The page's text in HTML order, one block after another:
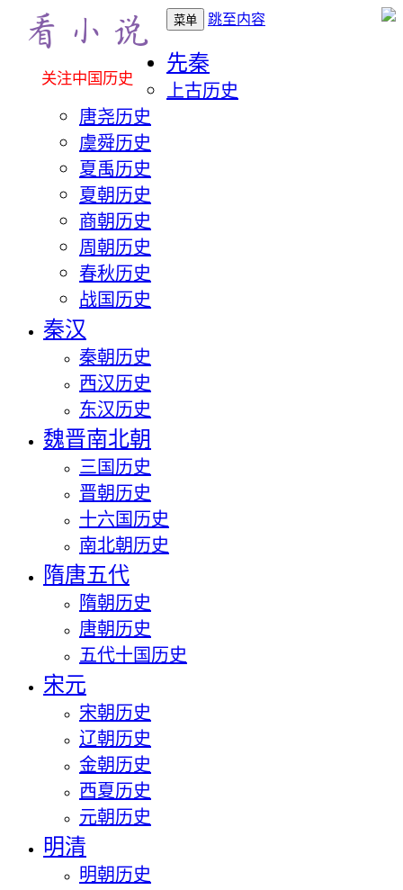
关注中国历史
菜单 跳至内容
先秦
上古历史
唐尧历史
虞舜历史
夏禹历史
夏朝历史
商朝历史
周朝历史
春秋历史
战国历史
秦汉
秦朝历史
西汉历史
东汉历史
魏晋南北朝
三国历史
晋朝历史
十六国历史
南北朝历史
隋唐五代
隋朝历史
唐朝历史
五代十国历史
宋元
宋朝历史
辽朝历史
金朝历史
西夏历史
元朝历史
明清
明朝历史